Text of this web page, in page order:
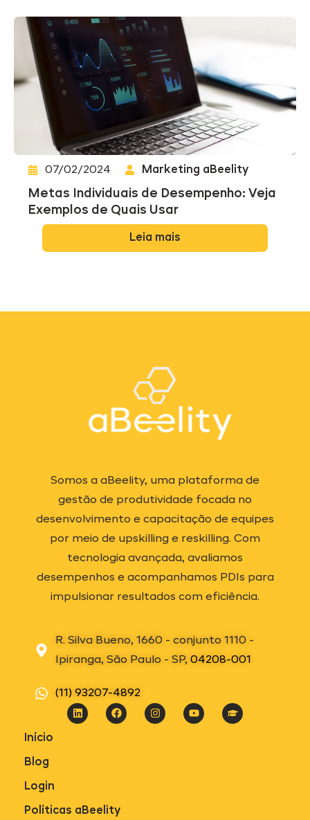
07/02/2024 Marketing aBeelity
Metas Individuais de Desempenho: Veja
Exemplos de Quais Usar
Leia mais
Somos a aBeelity, uma plataforma de
gestão de produtividade focada no
desenvolvimento e capacitação de equipes
por meio de upskilling e reskilling. Com
tecnologia avançada, avaliamos
desempenhos e acompanhamos PDIs para
impulsionar resultados com eficiência.
R. Silva Bueno, 1660 - conjunto 1110 -
Ipiranga, São Paulo - SP, 04208-001
(11) 93207-4892
Início
Blog
Login
Políticas aBeelity